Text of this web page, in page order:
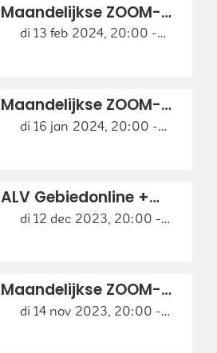
Maandelijkse ZOOM-
bijeenkomst
di 13 feb 2024, 20:00 -
Maandelijkse ZOOM-
bijeenkomst
di 16 jan 2024, 20:00 -
ALV Gebiedonline +
maandelijkse ZOOM-
di 12 dec 2023, 20:00 -
Maandelijkse ZOOM-
bijeenkomst
di 14 nov 2023, 20:00 -